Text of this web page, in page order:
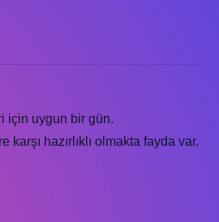
için uygun bir gün.
hazırlıklı olmakta fayda var.